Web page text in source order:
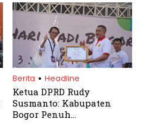
Terpadu
Berita . Headline
Ketua DPRD Rudy
Susmanto: Kabupaten
Bogor Penuh